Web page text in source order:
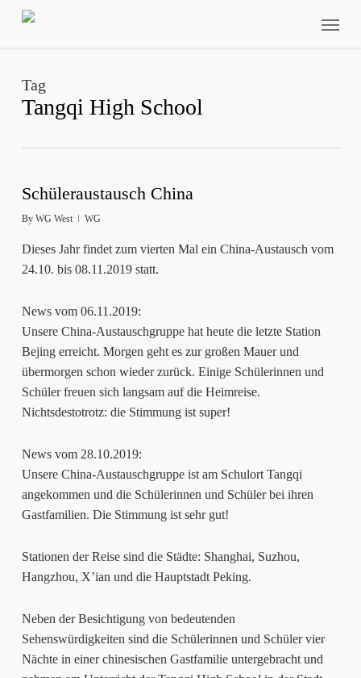
Skip
Tag
Tangqi High School
Schüleraustausch China
By WG West WG
Dieses Jahr findet zum vierten Mal ein China-Austausch vom
24.10. bis 08.11.2019 statt.
News vom 06.11.2019:
Unsere China-Austauschgruppe hat heute die letzte Station
Bejing erreicht. Morgen geht es zur großen Mauer und
übermorgen schon wieder zurück. Einige Schülerinnen und
Schüler freuen sich langsam auf die Heimreise.
Nichtsdestotrotz: die Stimmung ist super!
News vom 28.10.2019:
Unsere China-Austauschgruppe ist am Schulort Tangqi
angekommen und die Schülerinnen und Schüler bei ihren
Gastfamilien. Die Stimmung ist sehr gut!
Stationen der Reise sind die Städte: Shanghai, Suzhou,
Hangzhou, X’ian und die Hauptstadt Peking.
Neben der Besichtigung von bedeutenden
Sehenswürdigkeiten sind die Schülerinnen und Schüler vier
Nächte in einer chinesischen Gastfamilie untergebracht und